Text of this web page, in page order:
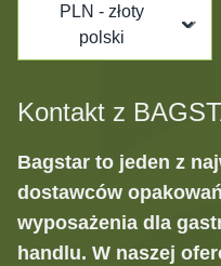
PLN - złoty
polski
Kontakt z
Bagstar to jeden z
dostawców
wyposażenia dla
handlu. W naszej